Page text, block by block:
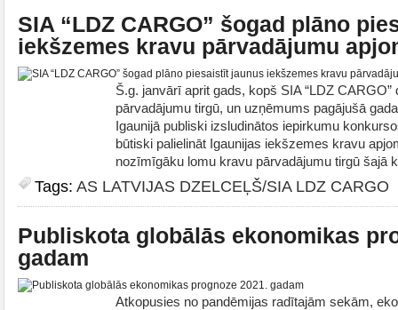
SIA “LDZ CARGO” šogad plāno
iekšzemes kravu pārvadājumu
Š.g. janvārī aprit gads, kopš SIA “LDZ
pārvadājumu tirgū, un uzņēmums pagājušā
Igaunijā publiski izsludinātos iepirkumu
būtiski palielināt Igaunijas iekšzemes kravu
nozīmīgāku lomu kravu pārvadājumu tirgū šajā
Tags: AS LATVIJAS DZELCEĻŠ/SIA LDZ CARGO
Publiskota globālās ekonomikas
gadam
Atkopusies no pandēmijas radītajām sekām,